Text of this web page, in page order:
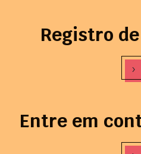
Registro
›
Entre em